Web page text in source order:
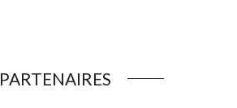
PARTENAIRES